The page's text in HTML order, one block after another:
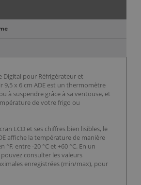
Digital pour Réfrigérateur et
9,5 x 6 cm ADE est un thermomètre
à suspendre grâce à sa ventouse, et
de votre frigo ou
LCD et ses chiffres bien lisibles, le
affiche la température de manière
°F, entre -20 °C et +60 °C. En un
consulter les valeurs
enregistrées (min/max), pour